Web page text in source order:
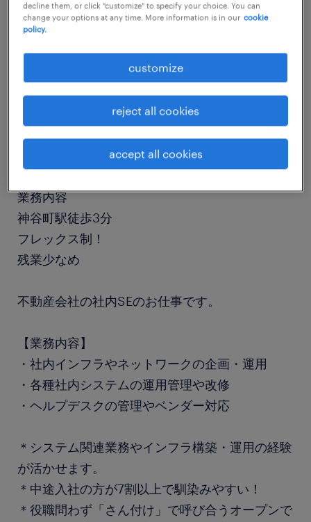
job details
社内SE
長期（3ヶ月以上）
業務内容
神谷町駅徒歩3分
フレックス制！
残業少なめ
不動産会社の社内SEのお仕事です。
【業務内容】
・社内インフラやネットワークの企画・運用
・各種社内システムの運用管理や改修
・ヘルプデスクの管理やベンダー対応
＊システム関連業務やインフラ構築・運用の経験
が活かせます。
＊中途入社の方が7割以上で馴染みやすい！
＊役職問わず「さん付け」で呼び合うオープンで
decline them, or click "customize" to specify your choice. You can
change your options at any time. More information is in our cookie
policy.
customize
reject all cookies
accept all cookies